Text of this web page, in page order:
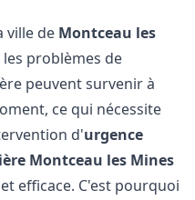
ville de Montceau les
les problèmes de
peuvent survenir à
ce qui nécessite
d'urgence
Montceau les Mines
efficace. C'est pourquoi